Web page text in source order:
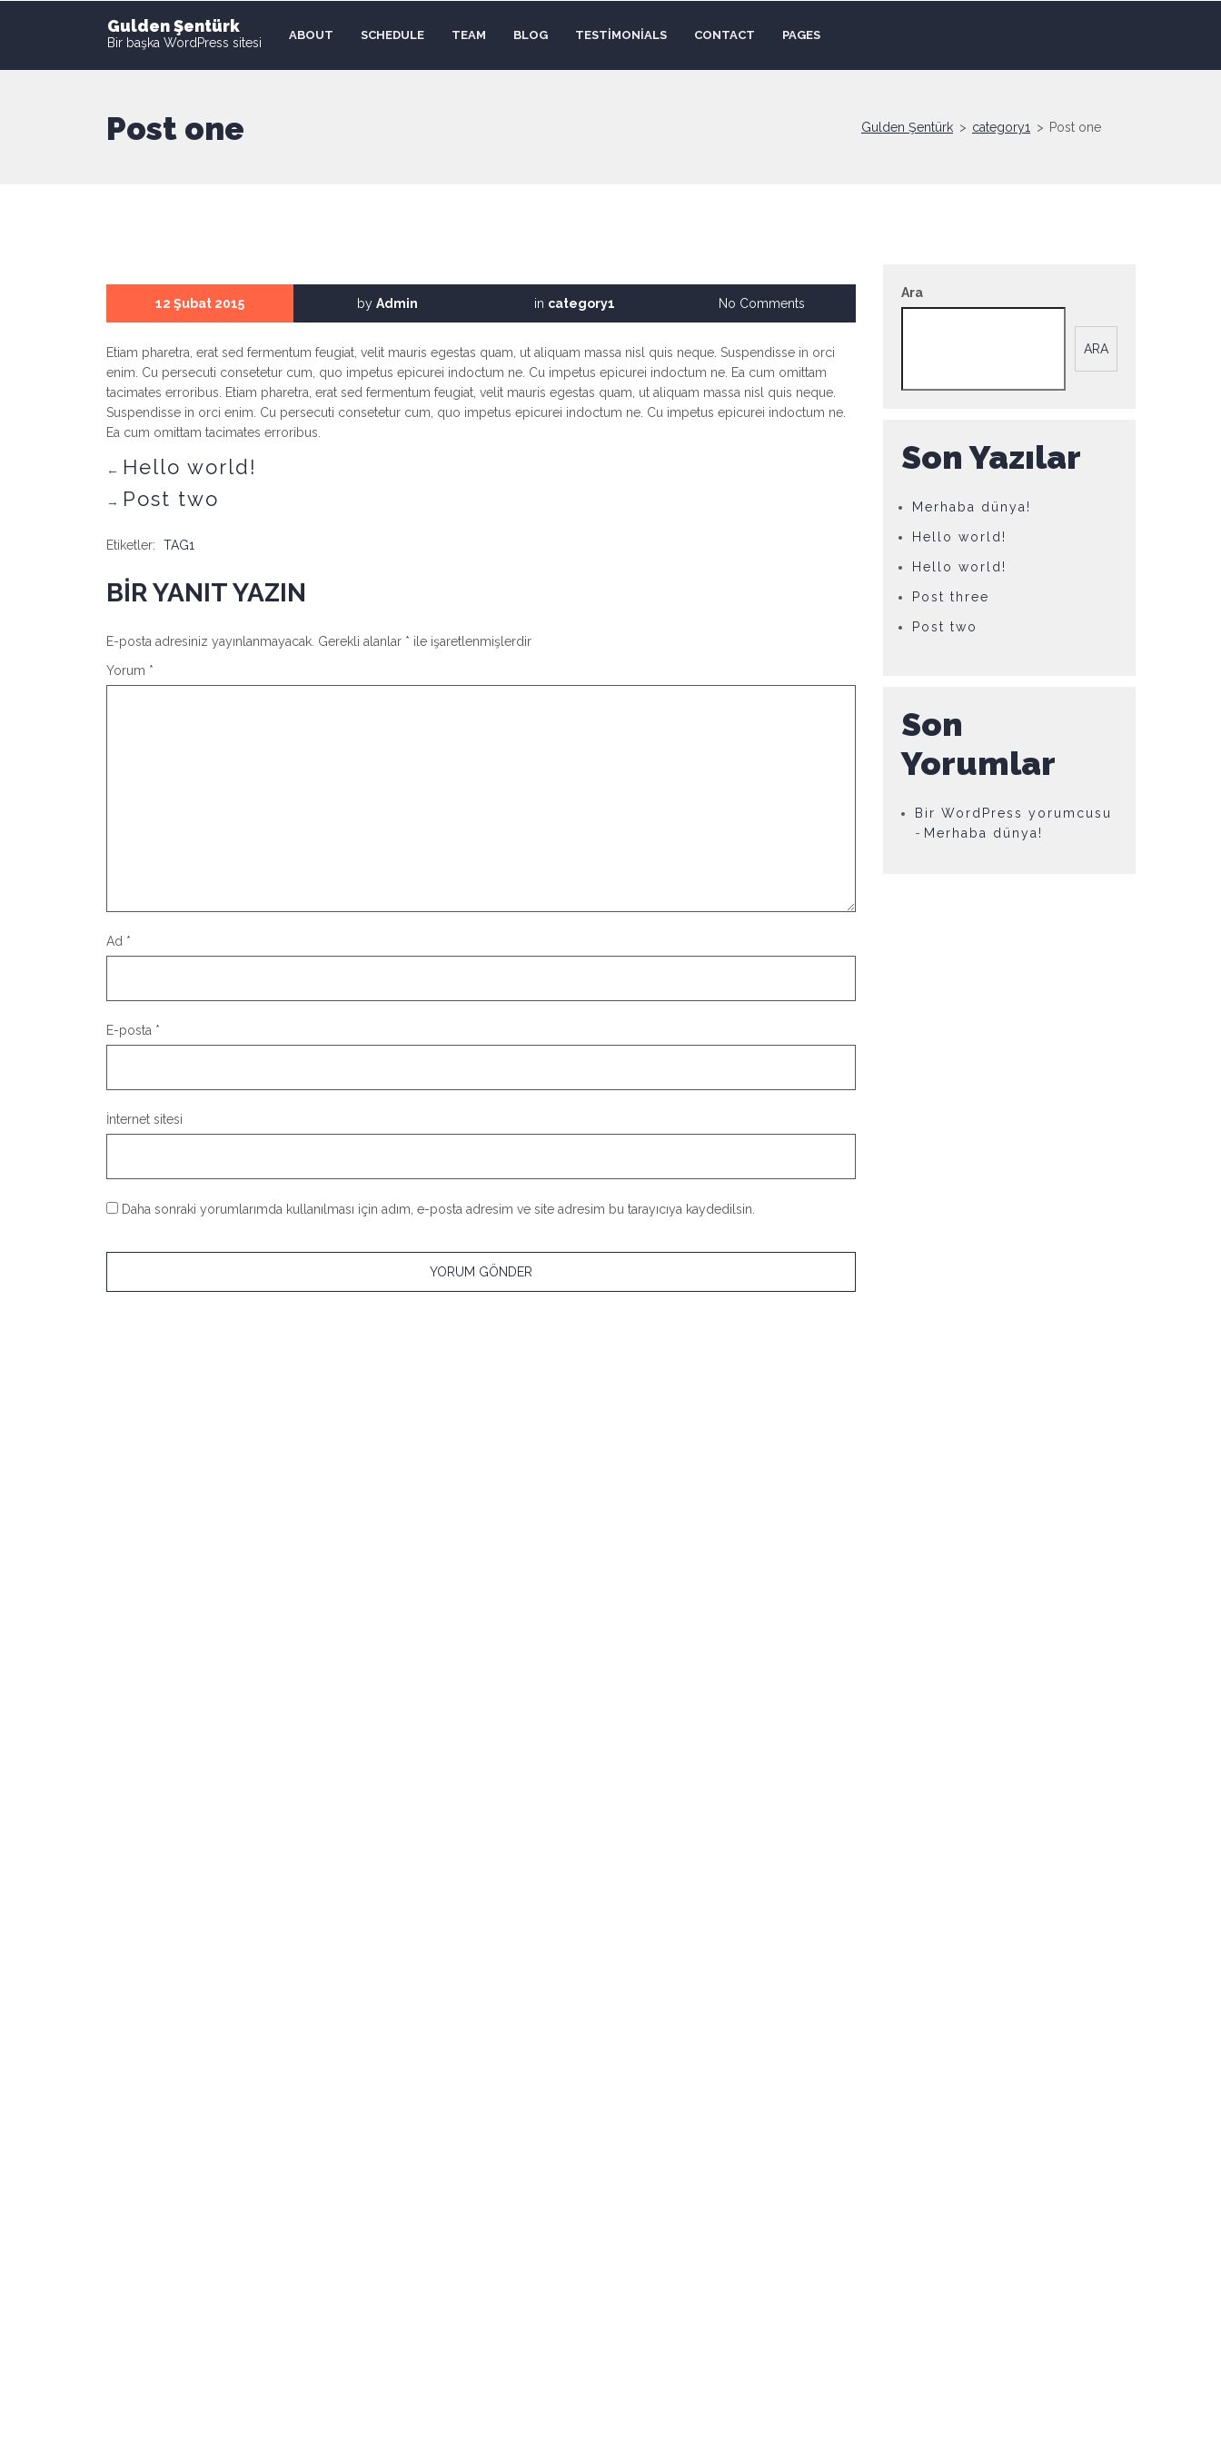
Gulden Şentürk
Bir başka WordPress sitesi
ABOUT SCHEDULE TEAM BLOG TESTIMONIALS CONTACT PAGES
Post one Gulden Şentürk > category1 > Post one
12 Şubat 2015 by Admin in category1 No Comments
Etiam pharetra, erat sed fermentum feugiat, velit mauris egestas quam, ut aliquam massa nisl quis neque. Suspendisse in orci
enim. Cu persecuti consetetur cum, quo impetus epicurei indoctum ne. Cu impetus epicurei indoctum ne. Ea cum omittam
tacimates erroribus. Etiam pharetra, erat sed fermentum feugiat, velit mauris egestas quam, ut aliquam massa nisl quis neque.
Suspendisse in orci enim. Cu persecuti consetetur cum, quo impetus epicurei indoctum ne. Cu impetus epicurei indoctum ne.
Ea cum omittam tacimates erroribus.
← Hello world!
→ Post two
Etiketler: TAG1
BIR YANIT YAZIN
E-posta adresiniz yayınlanmayacak. Gerekli alanlar * ile işaretlenmişlerdir
Yorum *
Ad *
E-posta *
İnternet sitesi
Daha sonraki yorumlarımda kullanılması için adım, e-posta adresim ve site adresim bu tarayıcıya kaydedilsin.
Ara
ARA
Son Yazılar
Merhaba dünya!
Hello world!
Hello world!
Post three
Post two
Son
Yorumlar
Bir WordPress yorumcusu
- Merhaba dünya!